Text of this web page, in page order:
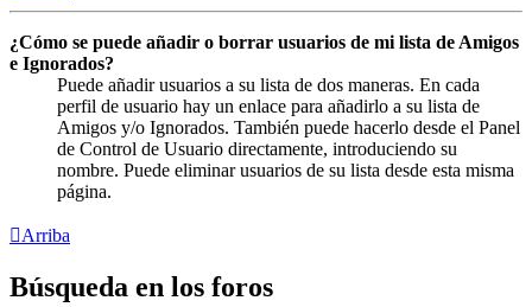
¿Cómo se puede añadir o borrar usuarios de mi lista de Amigos
e Ignorados?
Puede añadir usuarios a su lista de dos maneras. En cada
perfil de usuario hay un enlace para añadirlo a su lista de
Amigos y/o Ignorados. También puede hacerlo desde el Panel
de Control de Usuario directamente, introduciendo su
nombre. Puede eliminar usuarios de su lista desde esta misma
página.
Arriba
Búsqueda en los foros